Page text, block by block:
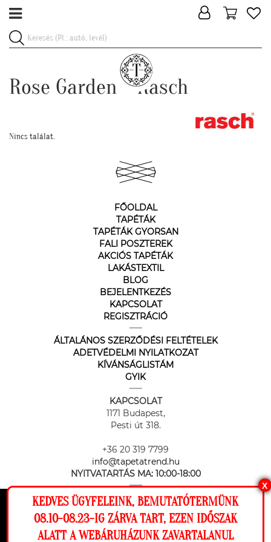
Ez a weboldal cookie-kat használ, hogy a
lehető legjobb élményt nyújtsa honlapunkon.
Rose Garden - Rasch
Nincs találat.
FŐOLDAL
TAPÉTÁK
TAPÉTÁK GYORSAN
FALI POSZTEREK
AKCIÓS TAPÉTÁK
LAKÁSTEXTIL
BLOG
BEJELENTKEZÉS
KAPCSOLAT
REGISZTRÁCIÓ
ÁLTALÁNOS SZERZŐDÉSI FELTÉTELEK
ADETVÉDELMI NYILATKOZAT
KÍVÁNSÁGLISTÁM
GYIK
KAPCSOLAT
1171 Budapest,
Pesti út 318.
+36 20 319 7799
info@tapetatrend.hu
NYITVATARTÁS MA: 10:00-18:00
X
KEDVES ÜGYFELEINK, BEMUTATÓTERMÜNK
08.10-08.23-IG ZÁRVA TART, EZEN IDŐSZAK
ALATT A WEBÁRUHÁZUNK ZAVARTALANUL